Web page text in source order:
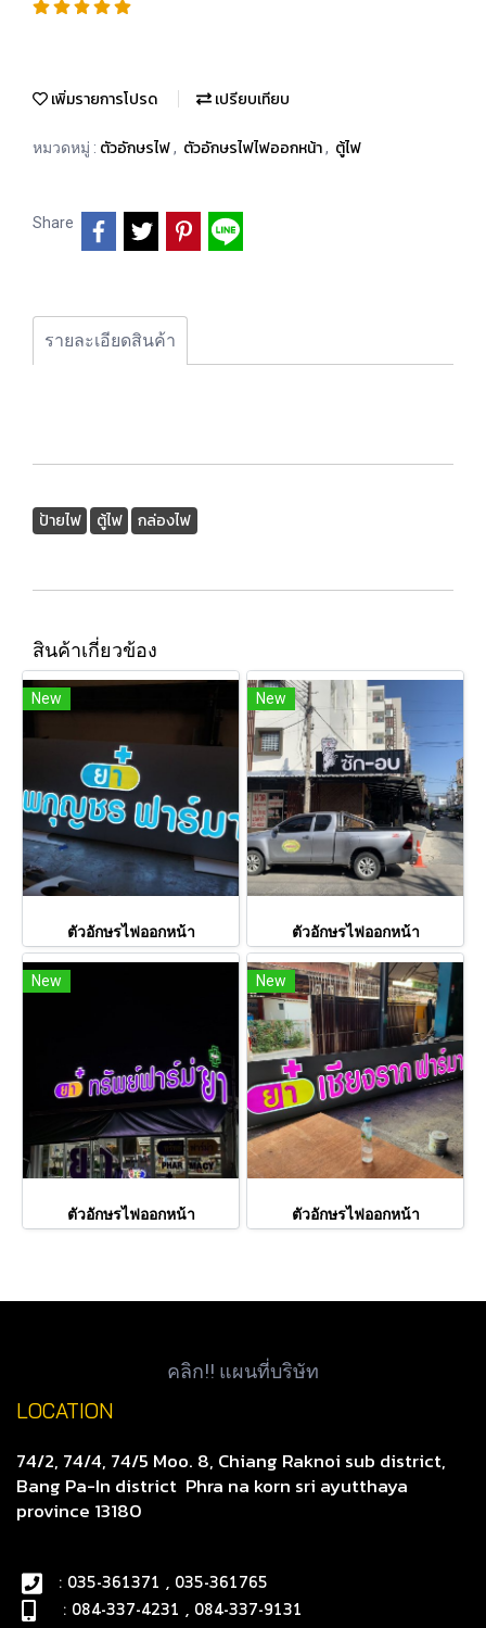
เพิ่มรายการโปรด เปรียบเทียบ
หมวดหมู่ : ตัวอักษรไฟ, ตัวอักษรไฟไฟออกหน้า, ตู้ไฟ
Share
รายละเอียดสินค้า
ป้ายไฟ ตู้ไฟ กล่องไฟ
สินค้าเกี่ยวข้อง
New
ตัวอักษรไฟออกหน้า
New
ตัวอักษรไฟออกหน้า
New
ตัวอักษรไฟออกหน้า
New
ตัวอักษรไฟออกหน้า
คลิก!! แผนที่บริษัท
LOCATION
74/2, 74/4, 74/5 Moo. 8, Chiang Raknoi sub district,
Bang Pa-In district Phra na korn sri ayutthaya
province 13180
: 035-361371 , 035-361765
: 084-337-4231 , 084-337-9131